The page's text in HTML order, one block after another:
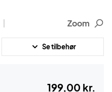
Zoom
Se tilbehør
199,00 kr.